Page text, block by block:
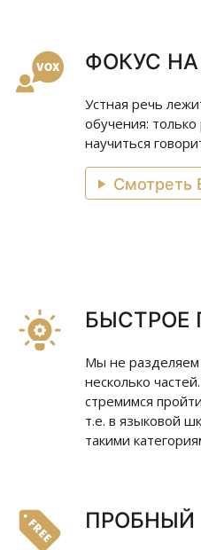
ФОКУС
Устная речь
обучения:
научиться
Смотреть
БЫСТРОЕ
Мы не разделяем
несколько
стремимся
т.е. в языковой
такими
ПРОБНЫЙ